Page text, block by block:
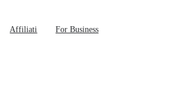
Affiliati For Business